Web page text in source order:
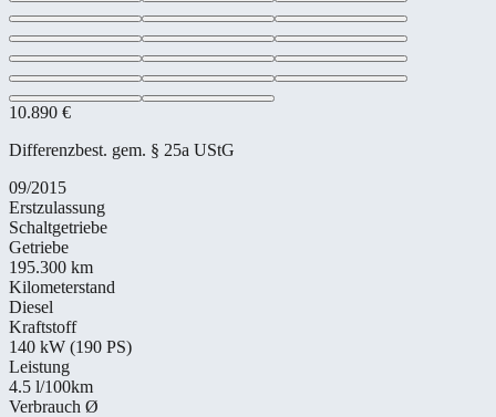
10.890 €
Differenzbest. gem. § 25a UStG
09/2015
Erstzulassung
Schaltgetriebe
Getriebe
195.300 km
Kilometerstand
Diesel
Kraftstoff
140 kW (190 PS)
Leistung
4.5 l/100km
Verbrauch Ø